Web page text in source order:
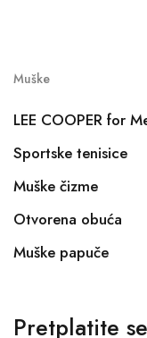
Muške
LEE COOPER for
Sportske tenisice
Muške čizme
Otvorena obuća
Muške papuče
Pretplatite